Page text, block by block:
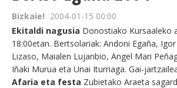
Bizkaie! 2004-01-15 00:00
Ekitaldi nagusia Donostiako Kursaaleko
18:00etan. Bertsolariak: Andoni Egaña,
Lizaso, Maialen Lujanbio, Angel Mari
Iñaki Murua eta Unai Iturriaga. Gai-
Afaria eta festa Zubietako Araeta